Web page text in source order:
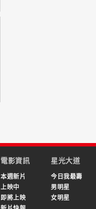
電影資訊
本週新片
上映中
即將上映
星光大道
今日我最壽
男明星
女明星